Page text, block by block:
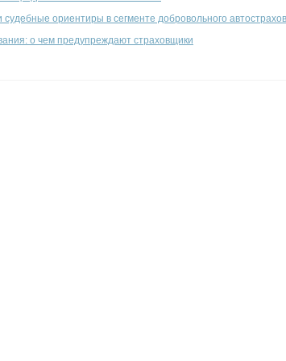
ориентиры в сегменте добровольного
о чем предупреждают страховщики